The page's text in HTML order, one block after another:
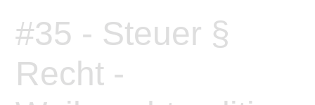
#35 - Steuer §
Recht -